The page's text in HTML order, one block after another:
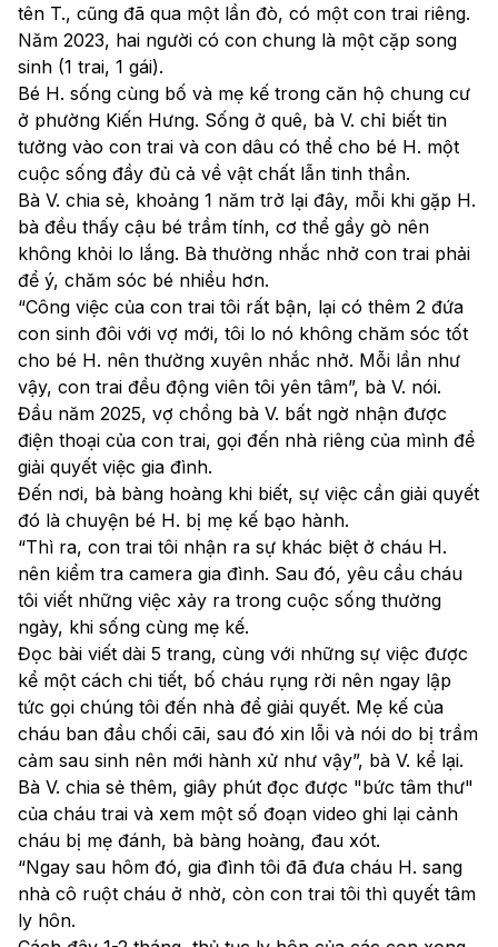
tên T., cũng đã qua một lần đò, có một con trai riêng.
Năm 2023, hai người có con chung là một cặp song
sinh (1 trai, 1 gái).
Bé H. sống cùng bố và mẹ kế trong căn hộ chung cư
ở phường Kiến Hưng. Sống ở quê, bà V. chỉ biết tin
tưởng vào con trai và con dâu có thể cho bé H. một
cuộc sống đầy đủ cả về vật chất lẫn tinh thần.
Bà V. chia sẻ, khoảng 1 năm trở lại đây, mỗi khi gặp H.
bà đều thấy cậu bé trầm tính, cơ thể gầy gò nên
không khỏi lo lắng. Bà thường nhắc nhở con trai phải
để ý, chăm sóc bé nhiều hơn.
“Công việc của con trai tôi rất bận, lại có thêm 2 đứa
con sinh đôi với vợ mới, tôi lo nó không chăm sóc tốt
cho bé H. nên thường xuyên nhắc nhở. Mỗi lần như
vậy, con trai đều động viên tôi yên tâm”, bà V. nói.
Đầu năm 2025, vợ chồng bà V. bất ngờ nhận được
điện thoại của con trai, gọi đến nhà riêng của mình để
giải quyết việc gia đình.
Đến nơi, bà bàng hoàng khi biết, sự việc cần giải quyết
đó là chuyện bé H. bị mẹ kế bạo hành.
“Thì ra, con trai tôi nhận ra sự khác biệt ở cháu H.
nên kiểm tra camera gia đình. Sau đó, yêu cầu cháu
tôi viết những việc xảy ra trong cuộc sống thường
ngày, khi sống cùng mẹ kế.
Đọc bài viết dài 5 trang, cùng với những sự việc được
kể một cách chi tiết, bố cháu rụng rời nên ngay lập
tức gọi chúng tôi đến nhà để giải quyết. Mẹ kế của
cháu ban đầu chối cãi, sau đó xin lỗi và nói do bị trầm
cảm sau sinh nên mới hành xử như vậy”, bà V. kể lại.
Bà V. chia sẻ thêm, giây phút đọc được "bức tâm thư"
của cháu trai và xem một số đoạn video ghi lại cảnh
cháu bị mẹ đánh, bà bàng hoàng, đau xót.
“Ngay sau hôm đó, gia đình tôi đã đưa cháu H. sang
nhà cô ruột cháu ở nhờ, còn con trai tôi thì quyết tâm
ly hôn.